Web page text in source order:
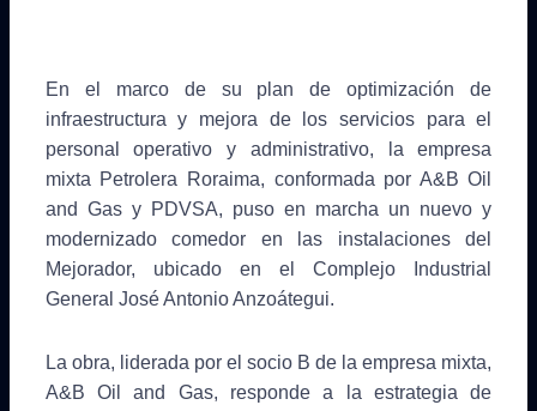
En el marco de su plan de optimización de
infraestructura y mejora de los servicios para el
personal operativo y administrativo, la empresa
mixta Petrolera Roraima, conformada por A&B Oil
and Gas y PDVSA, puso en marcha un nuevo y
modernizado comedor en las instalaciones del
Mejorador, ubicado en el Complejo Industrial
General José Antonio Anzoátegui.
La obra, liderada por el socio B de la empresa mixta,
A&B Oil and Gas, responde a la estrategia de